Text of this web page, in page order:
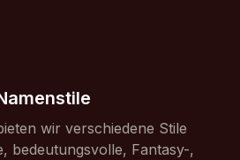
wir verschiedene Stile
bedeutungsvolle, Fantasy-,